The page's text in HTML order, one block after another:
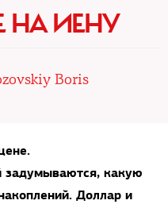
НА ИЕНУ
Boris
задумываются, какую
Доллар и